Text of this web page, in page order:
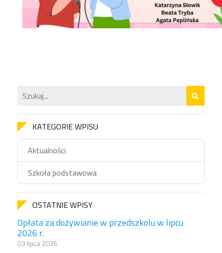
KATEGORIE WPISU
Aktualności
Szkoła podstawowa
OSTATNIE WPISY
Opłata za dożywianie w przedszkolu w lipcu
2026 r.
03 lipca 2026